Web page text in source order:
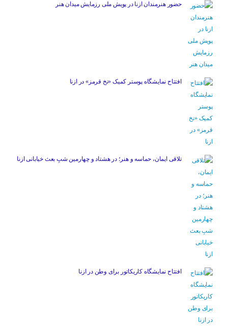
حضور هنرمندان ازنا در پویش ملی رزمایش میدان هنر
افتتاح نمایشگاه پوستر کمیک «نخ قرمز» در ازنا
تلاقی ایمان، حماسه و هنر؛ در هشتاد و چهارمین شبِ بعث خیابانی ازنا
افتتاح نمایشگاه کاریکاتور برای وطن در ازنا